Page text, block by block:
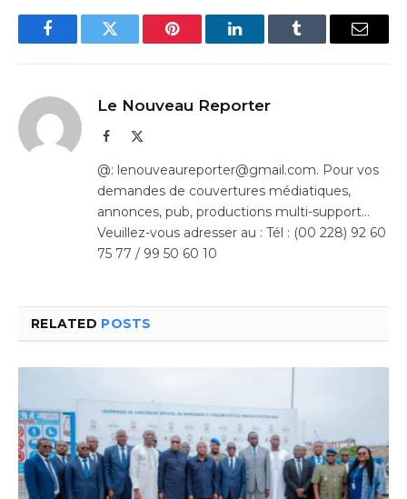
FacebookTwitter Pinterest LinkedInTumblr Email
Le Nouveau Reporter
Facebook
@: lenouveaureporter@gmail.com. Pour vos
demandes de couvertures médiatiques,
annonces, pub, productions multi-support…
Veuillez-vous adresser au : Tél : (00 228) 92 60
75 77 / 99 50 60 10
RELATED POSTS